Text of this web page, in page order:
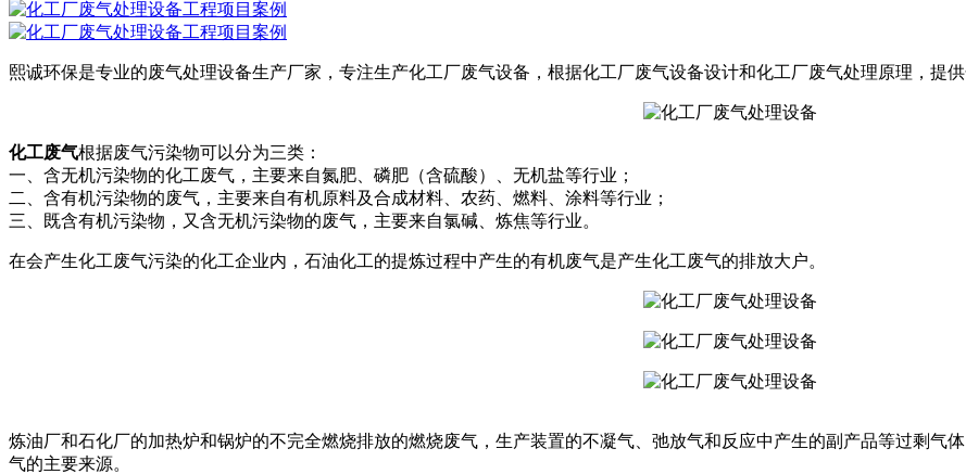
熙诚环保是专业的废气处理设备生产厂家，专注生产化工厂废气设备，根据化工厂废气设备设计和化工厂废气处理原理，提
化工废气根据废气污染物可以分为三类：
一、含无机污染物的化工废气，主要来自氮肥、磷肥（含硫酸）、无机盐等行业；
二、含有机污染物的废气，主要来自有机原料及合成材料、农药、燃料、涂料等行业；
三、既含有机污染物，又含无机污染物的废气，主要来自氯碱、炼焦等行业。
在会产生化工废气污染的化工企业内，石油化工的提炼过程中产生的有机废气是产生化工废气的排放大户。
炼油厂和石化厂的加热炉和锅炉的不完全燃烧排放的燃烧废气，生产装置的不凝气、弛放气和反应中产生的副产品等过剩气
气的主要来源。